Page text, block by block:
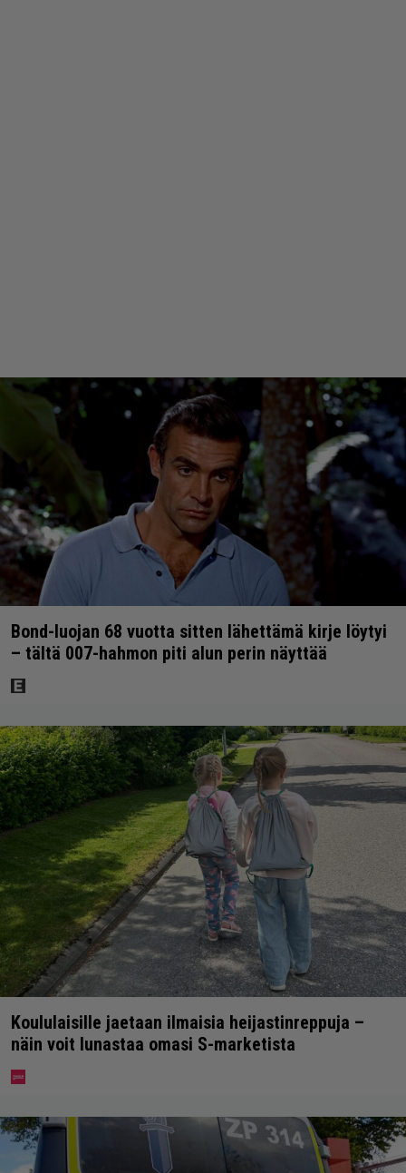
Bond-luojan 68 vuotta sitten lähettämä kirje löytyi
– tältä 007-hahmon piti alun perin näyttää
Koululaisille jaetaan ilmaisia heijastinreppuja –
näin voit lunastaa omasi S-marketista